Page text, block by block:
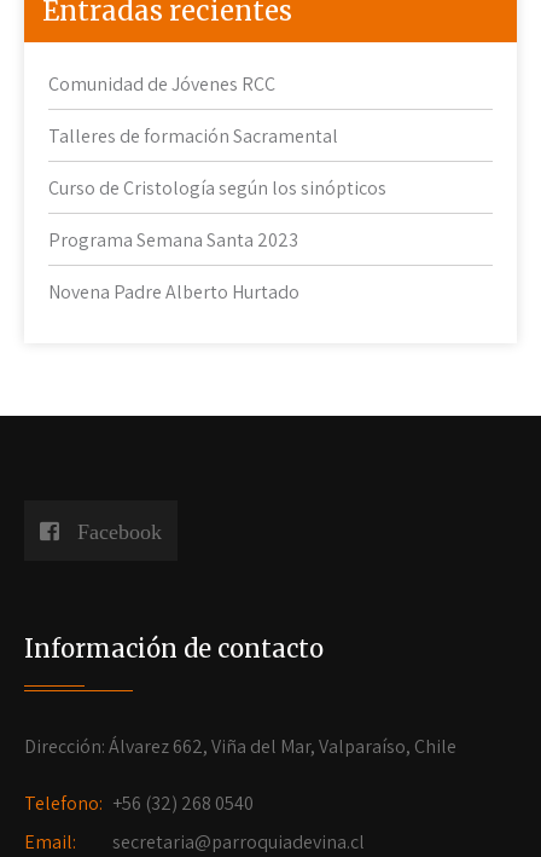
Entradas recientes
Comunidad de Jóvenes RCC
Talleres de formación Sacramental
Curso de Cristología según los sinópticos
Programa Semana Santa 2023
Novena Padre Alberto Hurtado
Facebook
Información de contacto
Dirección: Álvarez 662, Viña del Mar, Valparaíso, Chile
Telefono: +56 (32) 268 0540
Email:
secretaria@parroquiadevina.cl